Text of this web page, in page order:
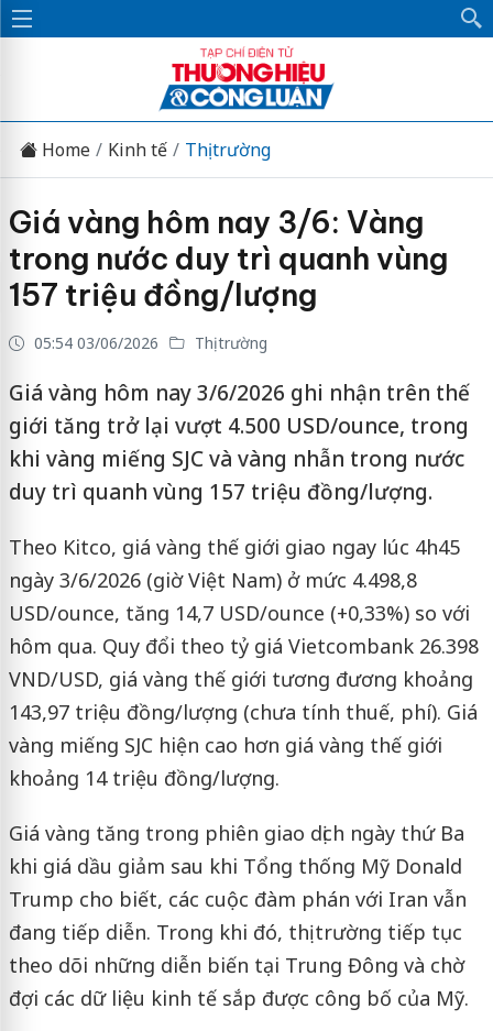
Home Kinh tế Thị trường
Giá vàng hôm nay 3/6: Vàng
trong nước duy trì quanh vùng
157 triệu đồng/lượng
05:54 03/06/2026 Thị trường
Giá vàng hôm nay 3/6/2026 ghi nhận trên thế
giới tăng trở lại vượt 4.500 USD/ounce, trong
khi vàng miếng SJC và vàng nhẫn trong nước
duy trì quanh vùng 157 triệu đồng/lượng.
Theo Kitco, giá vàng thế giới giao ngay lúc 4h45
ngày 3/6/2026 (giờ Việt Nam) ở mức 4.498,8
USD/ounce, tăng 14,7 USD/ounce (+0,33%) so với
hôm qua. Quy đổi theo tỷ giá Vietcombank 26.398
VND/USD, giá vàng thế giới tương đương khoảng
143,97 triệu đồng/lượng (chưa tính thuế, phí). Giá
vàng miếng SJC hiện cao hơn giá vàng thế giới
khoảng 14 triệu đồng/lượng.
Giá vàng tăng trong phiên giao dịch ngày thứ Ba
khi giá dầu giảm sau khi Tổng thống Mỹ Donald
Trump cho biết, các cuộc đàm phán với Iran vẫn
đang tiếp diễn. Trong khi đó, thị trường tiếp tục
theo dõi những diễn biến tại Trung Đông và chờ
đợi các dữ liệu kinh tế sắp được công bố của Mỹ.